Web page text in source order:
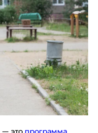
— это программа